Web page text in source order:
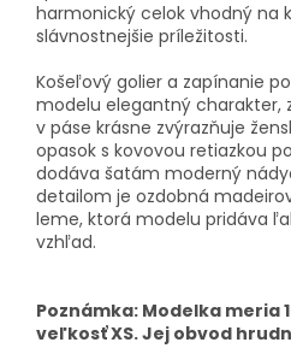
harmonický celok vhodný na
slávnostnejšie príležitosti.
Košeľový golier a zapínanie
modelu elegantný charakter,
v páse krásne zvýrazňuje
opasok s kovovou retiazkou
dodáva šatám moderný
detailom je ozdobná
leme, ktorá modelu pridáva
vzhľad.
Poznámka: Modelka meria
veľkosť XS. Jej obvod